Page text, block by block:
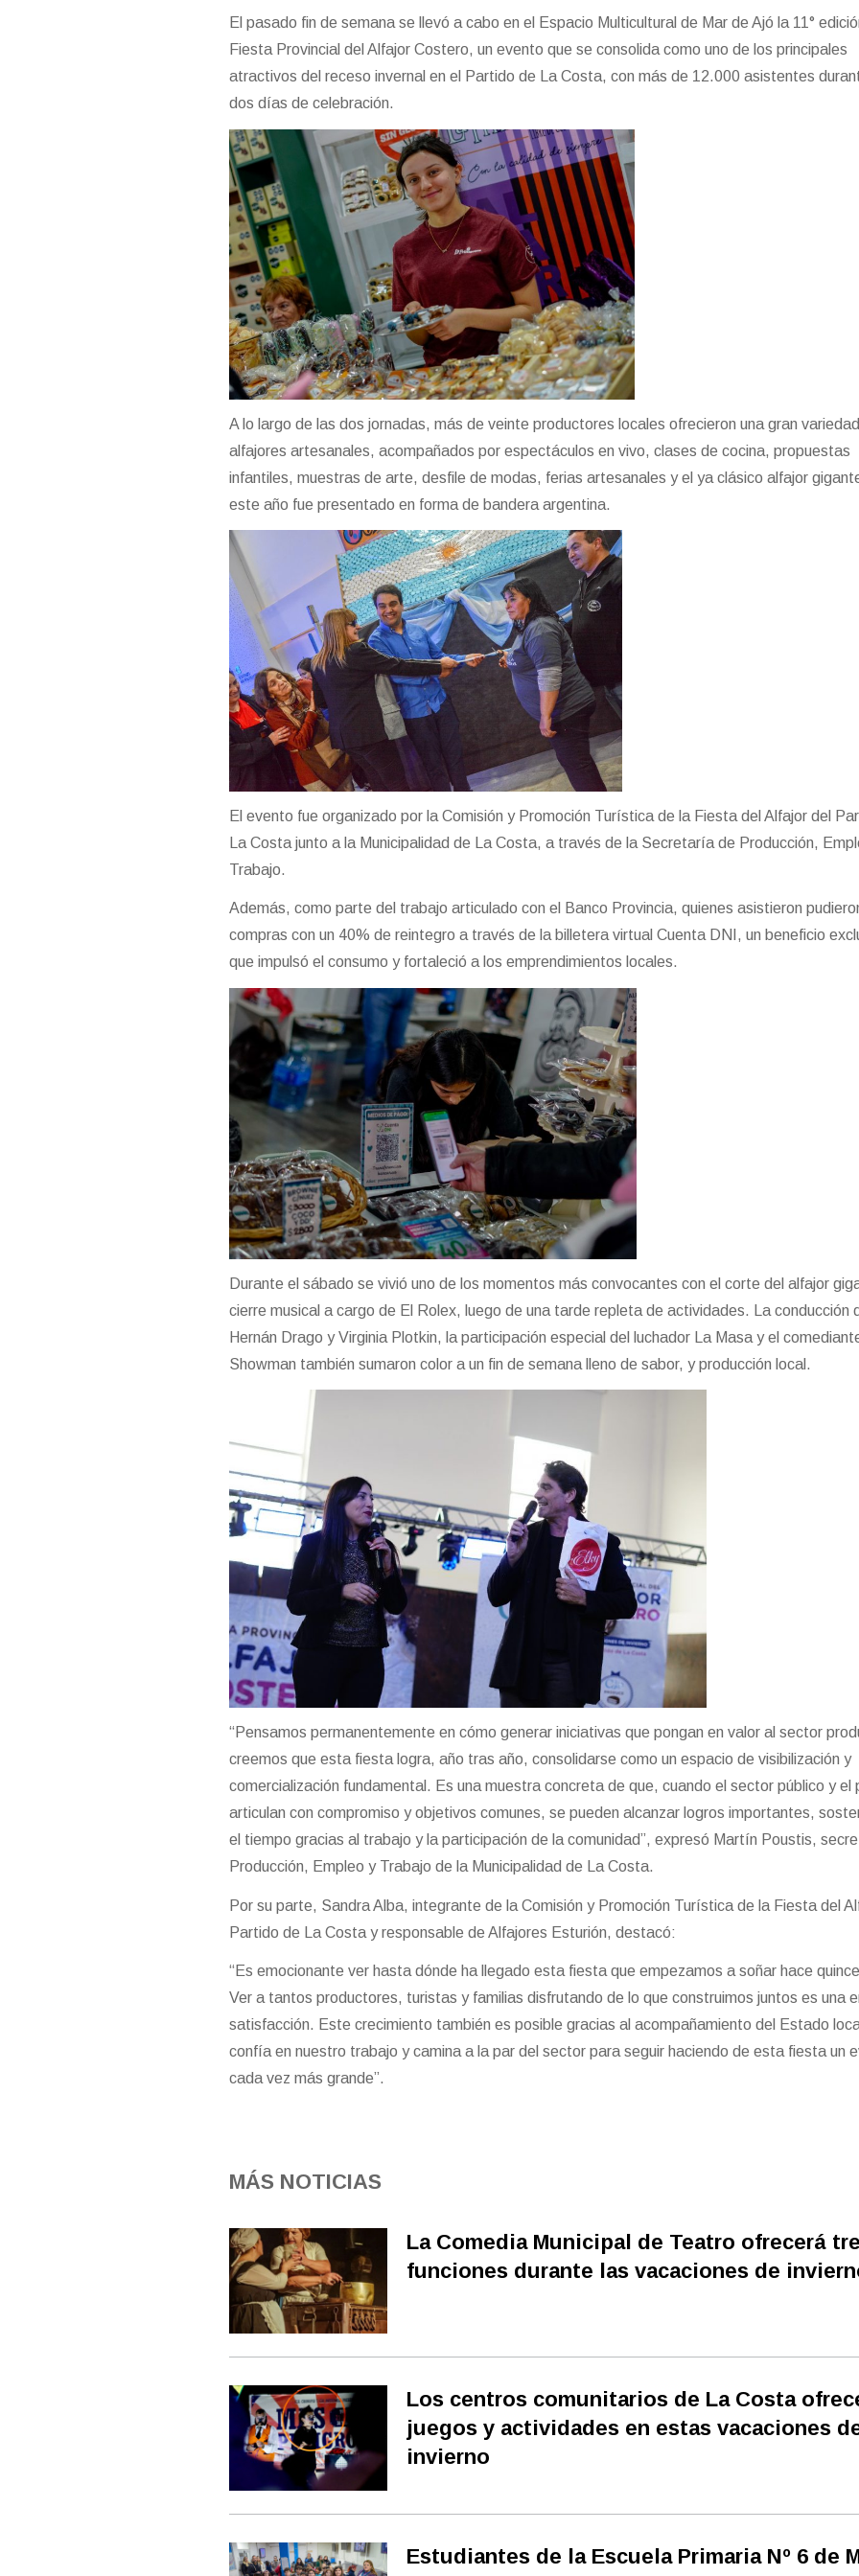
El pasado fin de semana se llevó a cabo en el Espacio Multicultural de Mar de Ajó la 11°
Fiesta Provincial del Alfajor Costero, un evento que se consolida como uno de los principales
atractivos del receso invernal en el Partido de La Costa, con más de 12.000 asistentes
dos días de celebración.
A lo largo de las dos jornadas, más de veinte productores locales ofrecieron una gran
alfajores artesanales, acompañados por espectáculos en vivo, clases de cocina, propuestas
infantiles, muestras de arte, desfile de modas, ferias artesanales y el ya clásico alfajor
este año fue presentado en forma de bandera argentina.
El evento fue organizado por la Comisión y Promoción Turística de la Fiesta del Alfajor del
La Costa junto a la Municipalidad de La Costa, a través de la Secretaría de Producción,
Trabajo.
Además, como parte del trabajo articulado con el Banco Provincia, quienes asistieron
compras con un 40% de reintegro a través de la billetera virtual Cuenta DNI, un beneficio
que impulsó el consumo y fortaleció a los emprendimientos locales.
Durante el sábado se vivió uno de los momentos más convocantes con el corte del alfajor
cierre musical a cargo de El Rolex, luego de una tarde repleta de actividades. La conducción
Hernán Drago y Virginia Plotkin, la participación especial del luchador La Masa y el
Showman también sumaron color a un fin de semana lleno de sabor, y producción local.
“Pensamos permanentemente en cómo generar iniciativas que pongan en valor al sector
creemos que esta fiesta logra, año tras año, consolidarse como un espacio de visibilización y
comercialización fundamental. Es una muestra concreta de que, cuando el sector público y el
articulan con compromiso y objetivos comunes, se pueden alcanzar logros importantes,
el tiempo gracias al trabajo y la participación de la comunidad”, expresó Martín Poustis,
Producción, Empleo y Trabajo de la Municipalidad de La Costa.
Por su parte, Sandra Alba, integrante de la Comisión y Promoción Turística de la Fiesta del
Partido de La Costa y responsable de Alfajores Esturión, destacó:
“Es emocionante ver hasta dónde ha llegado esta fiesta que empezamos a soñar hace
Ver a tantos productores, turistas y familias disfrutando de lo que construimos juntos es una
satisfacción. Este crecimiento también es posible gracias al acompañamiento del Estado
confía en nuestro trabajo y camina a la par del sector para seguir haciendo de esta fiesta un
cada vez más grande”.
MÁS NOTICIAS
La Comedia Municipal de Teatro ofrecerá
funciones durante las vacaciones de
Los centros comunitarios de La Costa
juegos y actividades en estas vacaciones
invierno
Estudiantes de la Escuela Primaria Nº 6 de